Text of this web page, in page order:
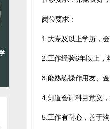
岗位要求：
1.大专及以上学历，
2.工作经验6年以上，
3.能熟练操作用友、金
4.知道会计科目意义
5.工作有耐心，善于沟